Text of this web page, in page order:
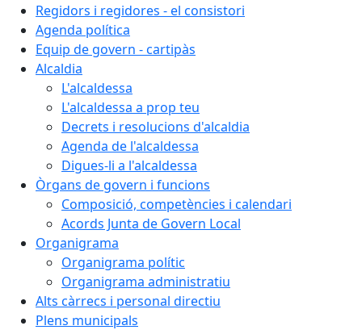
Regidors i regidores - el consistori
Agenda política
Equip de govern - cartipàs
Alcaldia
L'alcaldessa
L'alcaldessa a prop teu
Decrets i resolucions d'alcaldia
Agenda de l'alcaldessa
Digues-li a l'alcaldessa
Òrgans de govern i funcions
Composició, competències i calendari
Acords Junta de Govern Local
Organigrama
Organigrama polític
Organigrama administratiu
Alts càrrecs i personal directiu
Plens municipals